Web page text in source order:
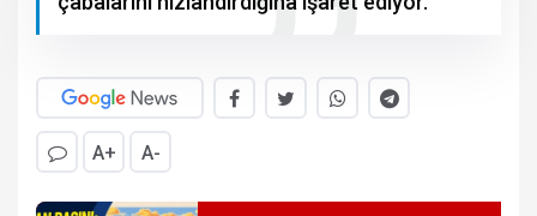
A+ A-